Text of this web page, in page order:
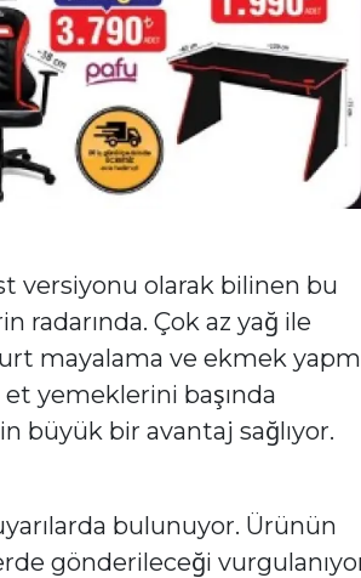
versiyonu olarak bilinen bu
radarında. Çok az yağ ile
mayalama ve ekmek
yemeklerini başında
büyük bir avantaj sağlıyor.
bulunuyor. Ürünün
gönderileceği